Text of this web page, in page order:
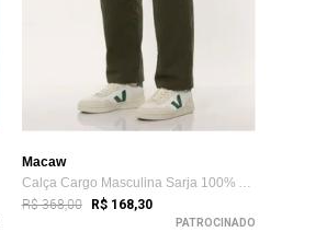
Macaw
Calça Cargo Masculina Sarja 100% Algodão...
R$ 368,00 R$ 168,30
PATROCINADO